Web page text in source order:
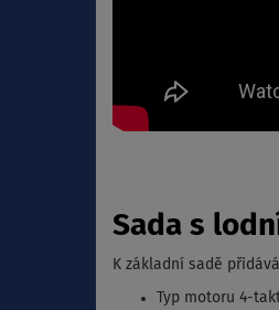
Sada s
K základní sadě
Typ motoru 4-